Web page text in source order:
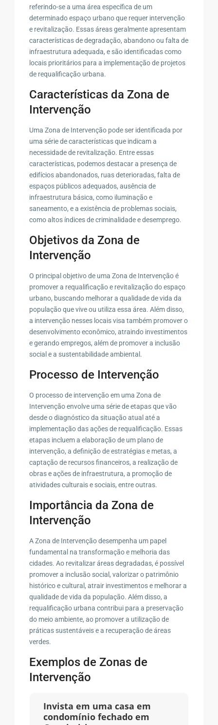
referindo-se a uma área específica de um
determinado espaço urbano que requer intervenção
e revitalização. Essas áreas geralmente apresentam
características de degradação, abandono ou falta de
infraestrutura adequada, e são identificadas como
locais prioritários para a implementação de projetos
de requalificação urbana.
Características da Zona de
Intervenção
Uma Zona de Intervenção pode ser identificada por
uma série de características que indicam a
necessidade de revitalização. Entre essas
características, podemos destacar a presença de
edifícios abandonados, ruas deterioradas, falta de
espaços públicos adequados, ausência de
infraestrutura básica, como iluminação e
saneamento, e a existência de problemas sociais,
como altos índices de criminalidade e desemprego.
Objetivos da Zona de
Intervenção
O principal objetivo de uma Zona de Intervenção é
promover a requalificação e revitalização do espaço
urbano, buscando melhorar a qualidade de vida da
população que vive ou utiliza essa área. Além disso,
a intervenção nesses locais visa também promover o
desenvolvimento econômico, atraindo investimentos
e gerando empregos, além de promover a inclusão
social e a sustentabilidade ambiental.
Processo de Intervenção
O processo de intervenção em uma Zona de
Intervenção envolve uma série de etapas que vão
desde o diagnóstico da situação atual até a
implementação das ações de requalificação. Essas
etapas incluem a elaboração de um plano de
intervenção, a definição de estratégias e metas, a
captação de recursos financeiros, a realização de
obras e ações de infraestrutura, a promoção de
atividades culturais e sociais, entre outras.
Importância da Zona de
Intervenção
A Zona de Intervenção desempenha um papel
fundamental na transformação e melhoria das
cidades. Ao revitalizar áreas degradadas, é possível
promover a inclusão social, valorizar o patrimônio
histórico e cultural, atrair investimentos e melhorar a
qualidade de vida da população. Além disso, a
requalificação urbana contribui para a preservação
do meio ambiente, ao promover a utilização de
práticas sustentáveis e a recuperação de áreas
verdes.
Exemplos de Zonas de
Intervenção
Invista em uma casa em
condomínio fechado em